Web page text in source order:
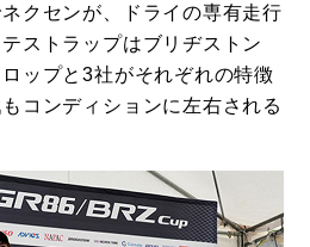
クセンが、ドライの専有走行
ストラップはブリヂストン
ップと3社がそれぞれの特徴
コンディションに左右される